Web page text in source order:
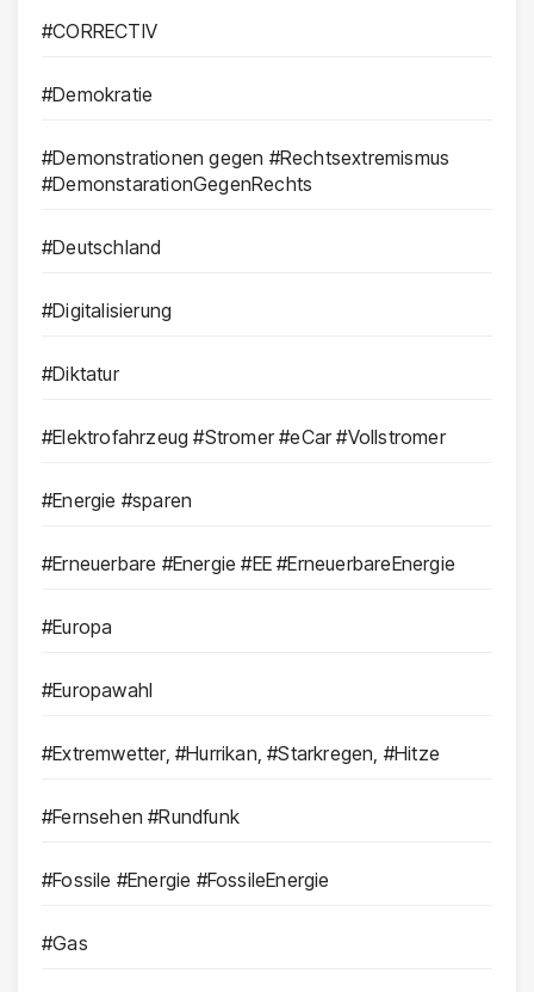
#CORRECTIV
#Demokratie
#Demonstrationen gegen #Rechtsextremismus
#DemonstarationGegenRechts
#Deutschland
#Digitalisierung
#Diktatur
#Elektrofahrzeug #Stromer #eCar #Vollstromer
#Energie #sparen
#Erneuerbare #Energie #EE #ErneuerbareEnergie
#Europa
#Europawahl
#Extremwetter, #Hurrikan, #Starkregen, #Hitze
#Fernsehen #Rundfunk
#Fossile #Energie #FossileEnergie
#Gas